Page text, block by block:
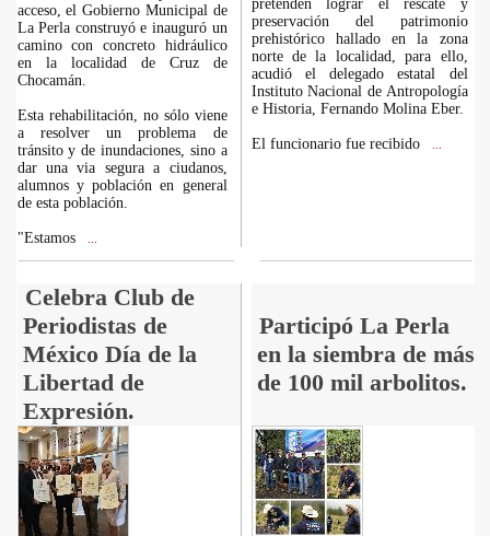
acceso, el Gobierno Municipal de
La Perla construyó e inauguró un
camino con concreto hidráulico
en la localidad de Cruz de
Chocamán.
Esta rehabilitación, no sólo viene
a resolver un problema de
tránsito y de inundaciones, sino a
dar una via segura a ciudanos,
alumnos y población en general
de esta población.
"Estamos
pretenden lograr el rescate y
preservación del patrimonio
prehistórico hallado en la zona
norte de la localidad, para ello,
acudió el delegado estatal del
Instituto Nacional de Antropología
e Historia, Fernando Molina Eber.
El funcionario fue recibido
Celebra Club de
Periodistas de
México Día de la
Libertad de
Expresión.
Participó La Perla
en la siembra de más
de 100 mil arbolitos.